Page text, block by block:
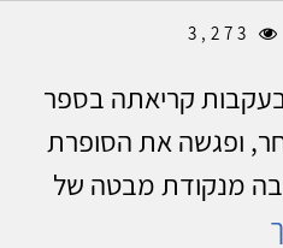
קריאתה בספר
ופגשה את הסופרת
מנקודת מבטה של